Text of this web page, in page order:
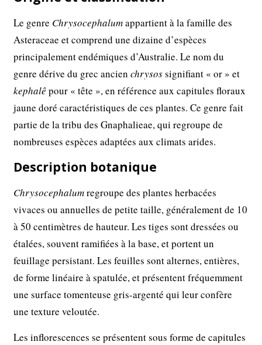
Le genre Chrysocephalumappartient à la famille des
Asteraceae et comprend une dizaine d’espèces
principalement endémiques d’Australie. Le nom du
genre dérive du grec ancienchrysossignifiant « or » et
kephalêpour « tête », en référence aux capitules floraux
jaune doré caractéristiques de ces plantes. Ce genre fait
partie de la tribu des Gnaphalieae, qui regroupe de
nombreuses espèces adaptées aux climats arides.
Description botanique
Chrysocephalumregroupe des plantes herbacées
vivaces ou annuelles de petite taille, généralement de 10
à 50 centimètres de hauteur. Les tiges sont dressées ou
étalées, souvent ramifiées à la base, et portent un
feuillage persistant. Les feuilles sont alternes, entières,
de forme linéaire à spatulée, et présentent fréquemment
une surface tomenteuse gris-argenté qui leur confère
une texture veloutée.
Les inflorescences se présentent sous forme de capitules